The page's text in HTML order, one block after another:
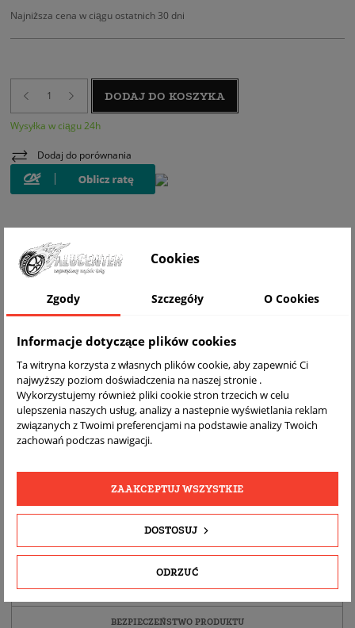
Najniższa cena w ciągu ostatnich 30 dni
DODAJ DO KOSZYKA
Wysyłka w ciągu 24h
Dodaj do porównania
WIZUALIZACJA NA AUCIE
DARMOWA
BEZPŁATNY
SZCZEGÓŁY PRODUKTU
DOPASOWANIE
BEZPIECZEŃSTWO PRODUKTU
Cookies
Zgody Szczegóły O Cookies
Informacje dotyczące plików cookies
Ta witryna korzysta z własnych plików cookie, aby zapewnić Ci
najwyższy poziom doświadczenia na naszej stronie .
Wykorzystujemy również pliki cookie stron trzecich w celu
ulepszenia naszych usług, analizy a nastepnie wyświetlania reklam
związanych z Twoimi preferencjami na podstawie analizy Twoich
zachowań podczas nawigacji.
ODRZUĆ
DOSTOSUJ
ZAAKCEPTUJ WSZYSTKIE